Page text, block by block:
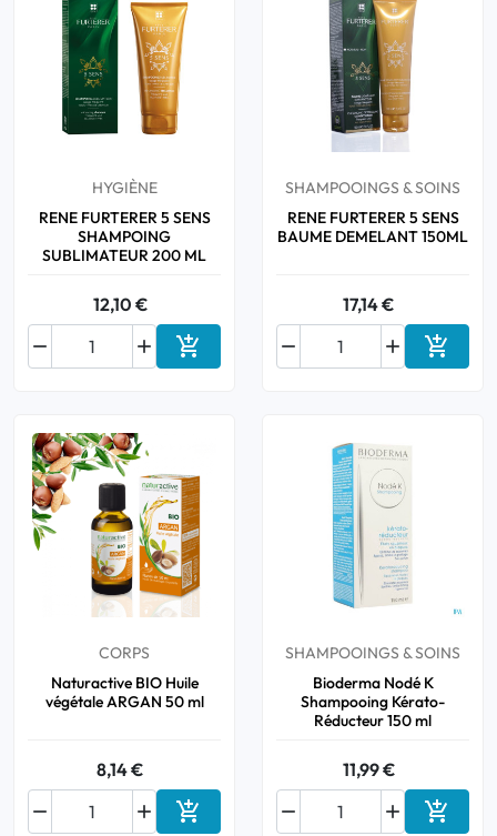
HYGIÈNE
RENE FURTERER 5 SENS
SHAMPOING
SUBLIMATEUR 200 ML
12,10 €

 Ajouter au panier
SHAMPOOINGS & SOINS
RENE FURTERER 5 SENS
BAUME DEMELANT 150ML
17,14 €

 
CORPS
Naturactive BIO Huile
végétale ARGAN 50 ml
8,14 €

 Ajouter au panier
SHAMPOOINGS & SOINS
Bioderma Nodé K
Shampooing Kérato-
Réducteur 150 ml
11,99 €

 